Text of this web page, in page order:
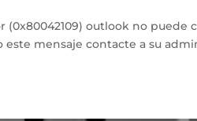
(0x80042109) outlook no puede
mensaje contacte a su